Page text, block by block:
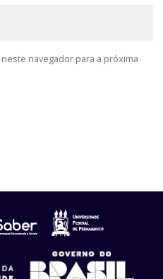
navegador para a próxima